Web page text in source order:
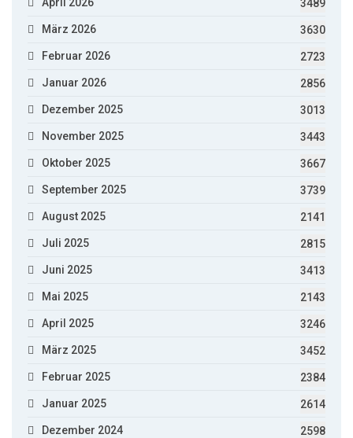
3489
März 2026 3630
Februar 2026 2723
Januar 2026 2856
Dezember 2025 3013
November 2025 3443
Oktober 2025 3667
September 2025 3739
August 2025 2141
Juli 2025 2815
Juni 2025 3413
Mai 2025 2143
April 2025 3246
März 2025 3452
Februar 2025 2384
Januar 2025 2614
Dezember 2024 2598